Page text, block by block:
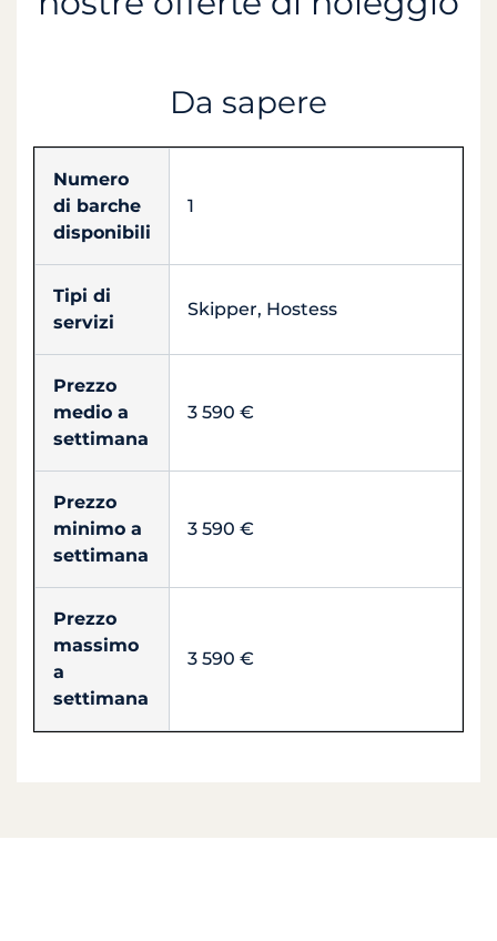
Da sapere
Numero
di barche
disponibili
1
Tipi di
servizi
Skipper, Hostess
Prezzo
medio a
settimana
3 590 €
Prezzo
minimo a
settimana
3 590 €
Prezzo
massimo
a
settimana
3 590 €